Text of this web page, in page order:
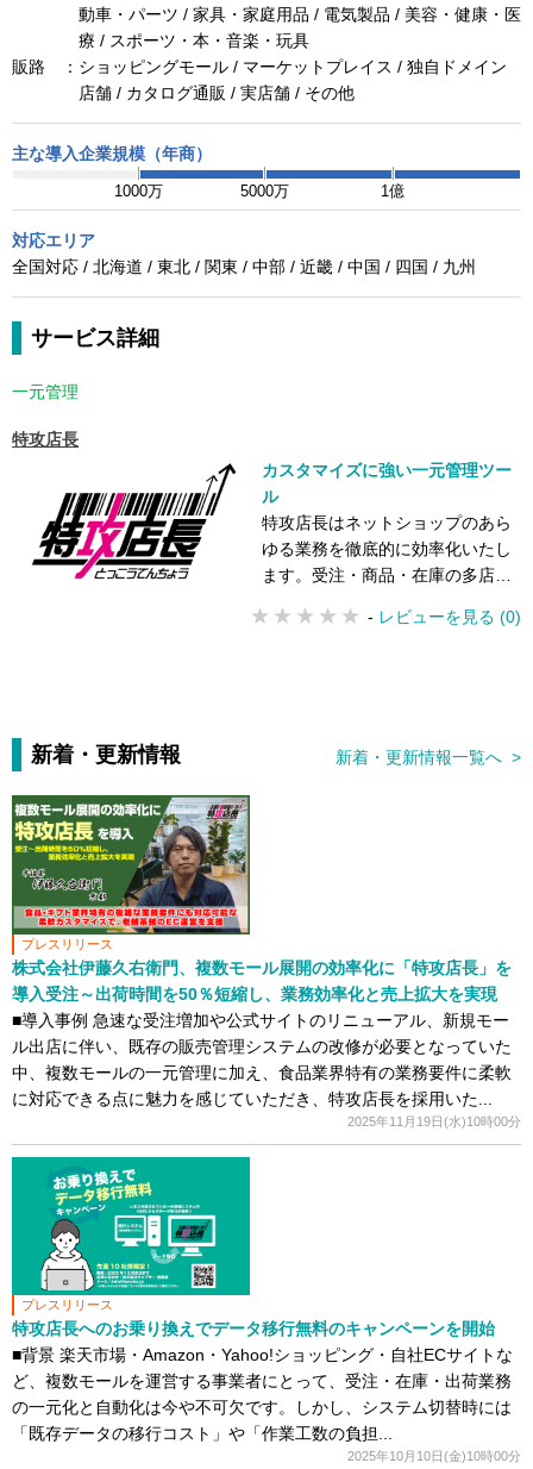
動車・パーツ / 家具・家庭用品 / 電気製品 / 美容・健康・医
療 / スポーツ・本・音楽・玩具
販路 ： ショッピングモール / マーケットプレイス / 独自ドメイン
店舗 / カタログ通販 / 実店舗 / その他
主な導入企業規模（年商）
1000万 5000万 1億
対応エリア
全国対応 / 北海道 / 東北 / 関東 / 中部 / 近畿 / 中国 / 四国 / 九州
サービス詳細
一元管理
特攻店長
カスタマイズに強い一元管理ツー
ル
特攻店長はネットショップのあら
ゆる業務を徹底的に効率化いたし
ます。受注・商品・在庫の多店舗
の連携もカスタマイズで迅速に対
- レビューを見る (0)
新着・更新情報 新着・更新情報一覧へ >
プレスリリース
株式会社伊藤久右衛門、複数モール展開の効率化に「特攻店長」を
導入受注～出荷時間を50％短縮し、業務効率化と売上拡大を実現
■導入事例 急速な受注増加や公式サイトのリニューアル、新規モー
ル出店に伴い、既存の販売管理システムの改修が必要となっていた
中、複数モールの一元管理に加え、食品業界特有の業務要件に柔軟
に対応できる点に魅力を感じていただき、特攻店長を採用いた...
2025年11月19日(水)10時00分
プレスリリース
特攻店長へのお乗り換えでデータ移行無料のキャンペーンを開始
■背景 楽天市場・Amazon・Yahoo!ショッピング・自社ECサイトな
ど、複数モールを運営する事業者にとって、受注・在庫・出荷業務
の一元化と自動化は今や不可欠です。しかし、システム切替時には
「既存データの移行コスト」や「作業工数の負担...
2025年10月10日(金)10時00分